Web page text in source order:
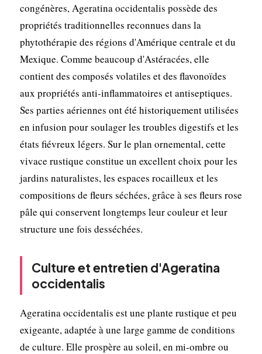
congénères, Ageratina occidentalis possède des
propriétés traditionnelles reconnues dans la
phytothérapie des régions d'Amérique centrale et du
Mexique. Comme beaucoup d'Astéracées, elle
contient des composés volatiles et des flavonoïdes
aux propriétés anti-inflammatoires et antiseptiques.
Ses parties aériennes ont été historiquement utilisées
en infusion pour soulager les troubles digestifs et les
états fiévreux légers. Sur le plan ornemental, cette
vivace rustique constitue un excellent choix pour les
jardins naturalistes, les espaces rocailleux et les
compositions de fleurs séchées, grâce à ses fleurs rose
pâle qui conservent longtemps leur couleur et leur
structure une fois desséchées.
Culture et entretien d'Ageratina
occidentalis
Ageratina occidentalis est une plante rustique et peu
exigeante, adaptée à une large gamme de conditions
de culture. Elle prospère au soleil, en mi-ombre ou